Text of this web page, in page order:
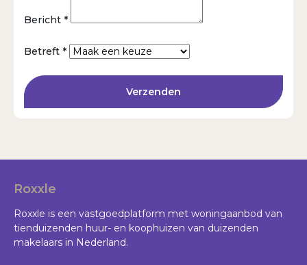
Bericht *
Betreft *
Verzenden
Roxxle
Roxxle is een vastgoedplatform met woningaanbod van
tienduizenden huur- en koophuizen van duizenden
makelaars in Nederland.